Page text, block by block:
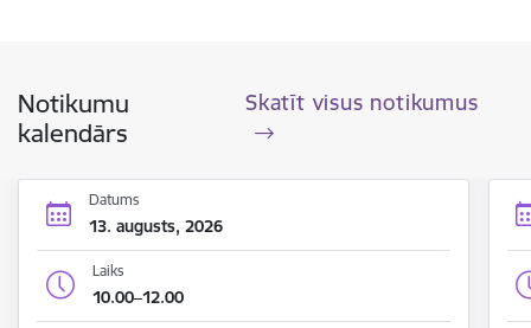
Notikumu
kalendārs
Skatīt visus notikumus
Datums
13. augusts, 2026
Laiks
10.00–12.00